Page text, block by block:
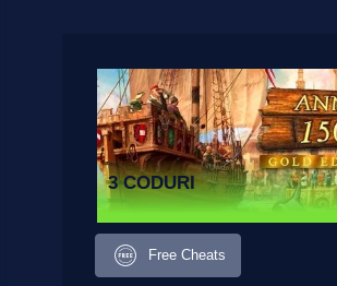
3 CODURI
Free Cheats